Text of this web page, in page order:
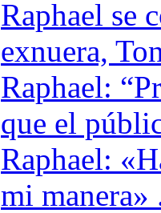
Raphael se
exnuera,
Raphael:
que el
Raphael:
mi manera»